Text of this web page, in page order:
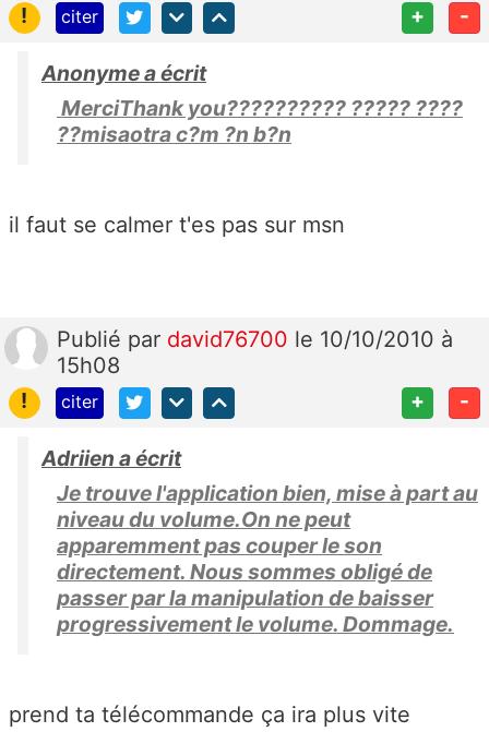
!
citer + -
Anonyme a écrit
MerciThank you?????????? ????? ????
??misaotra c?m ?n b?n
il faut se calmer t'es pas sur msn
Publié par david76700 le 10/10/2010 à
15h08
!
citer + -
Adriien a écrit
Je trouve l'application bien, mise à part au
niveau du volume.On ne peut
apparemment pas couper le son
directement. Nous sommes obligé de
passer par la manipulation de baisser
progressivement le volume. Dommage.
prend ta télécommande ça ira plus vite